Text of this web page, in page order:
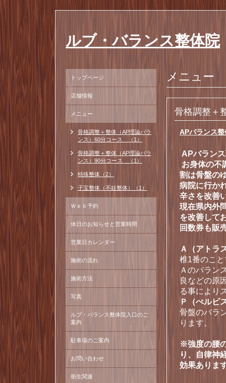
ルブ・バランス整体院
メニュー
骨格調整＋
APバランス
APバラン
お身体の不
割は骨盤の
病院に行か
辛さを改善
現在県内外
を改善して
回数券も販
Ａ（アトラ
椎1番のこ
Ａのバラン
良などの原
る事により
Ｐ（ぺルビ
骨盤のバラ
ります。
※強度の腰
り、自律神
効果ありま
トップページ
店舗情報
メニュー
骨格調整＋整体（AP理論バラ
ンス）60分コース （1）
骨格調整＋整体（AP理論バラ
ンス）90分コース （1）
特殊整体（2）
子宝整体（不妊整体）（1）
Ｗｅｂ予約
休日のお知らせと営業時間
営業日カレンダー
施術の流れ
施術方法
写真
ルブ・バランス整体院入口のご
案内
駐車場のご案内
お問い合わせ
衛生関連